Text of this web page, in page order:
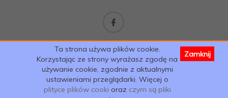
oprogramowanie sklepu internetowego
Ta strona używa plików cookie.
Korzystając ze strony wyrażasz zgodę na
używanie cookie, zgodnie z aktualnymi
ustawieniami przeglądarki. Więcej o
plityce plików cooki oraz czym są pliki
Zamknij